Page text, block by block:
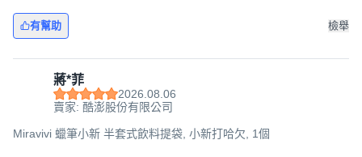
有幫助 檢舉
蔣*菲
2026.08.06
賣家: 酷澎股份有限公司
Miravivi 蠟筆小新 半套式飲料提袋, 小新打哈欠, 1個